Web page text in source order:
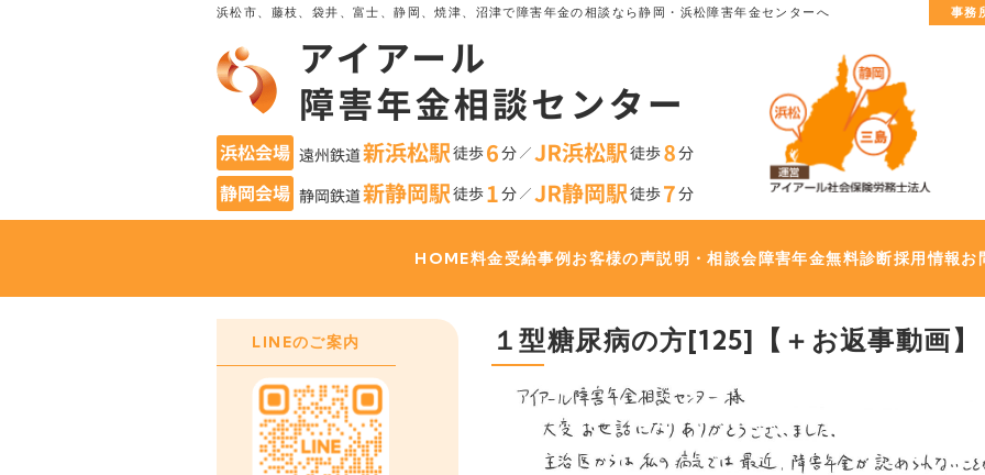
浜松市、藤枝、袋井、富士、静岡、焼津、沼津で障害年金の相談なら静岡・浜松障害年金センターへ 事務
HOME料金受給事例お客様の声説明・相談会障害年金無料診断採用情報お
１型糖尿病の方[125]【＋お返事動画】
LINEのご案内